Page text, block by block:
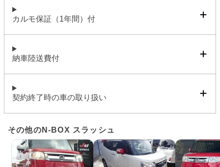
カルモ保証（1年間）付
納車陸送費付
契約終了時の車の取り扱い
その他のN-BOX スラッシュ